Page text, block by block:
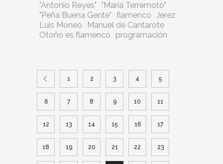
"Antonio Reyes"
"María Terremoto"
"Peña Buena Gente" flamenco Jerez
Luis Moneo
Manuel de Cantarote
Otoño es flamenco
programación
1 2 3 4 5
6 7 8 9 10 11
12 13 14 15 16 17
18 19 20 21 22 23